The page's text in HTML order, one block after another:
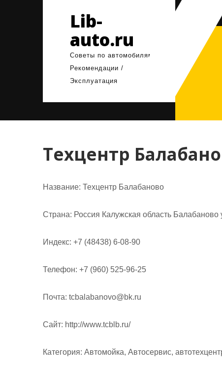
Lib-
auto.ru
Советы по автомобилям /
Рекомендации /
Эксплуатация
Техцентр
Название: Техцентр Балабаново
Страна: Россия Калужская область
Индекс: +7 (48438) 6-08-90
Телефон: +7 (960) 525-96-25
Почта: tcbalabanovo@bk.ru
Cайт: http://www.tcblb.ru/
Категория: Автомойка, Автосервис,